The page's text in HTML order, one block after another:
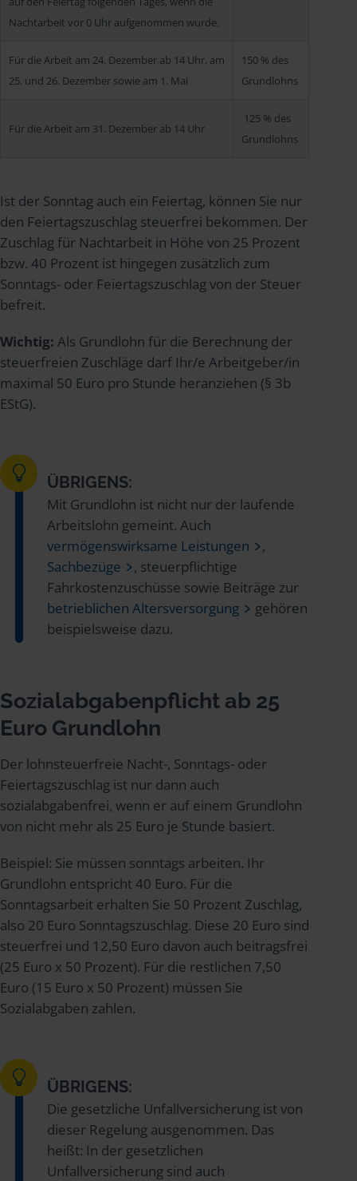
Nachtarbeit vor 0 Uhr aufgenommen wurde.
Für die Arbeit am 24. Dezember ab 14 Uhr, am
25. und 26. Dezember sowie am 1. Mai
150 % des
Grundlohns
Für die Arbeit am 31. Dezember ab 14 Uhr
125 % des
Grundlohns
Ist der Sonntag auch ein Feiertag, können Sie nur
den Feiertagszuschlag steuerfrei bekommen. Der
Zuschlag für Nachtarbeit in Höhe von 25 Prozent
bzw. 40 Prozent ist hingegen zusätzlich zum
Sonntags- oder Feiertagszuschlag von der Steuer
befreit.
Wichtig: Als Grundlohn für die Berechnung der
steuerfreien Zuschläge darf Ihr/e Arbeitgeber/in
maximal 50 Euro pro Stunde heranziehen (§ 3b
EStG).
ÜBRIGENS:
Mit Grundlohn ist nicht nur der laufende
Arbeitslohn gemeint. Auch
vermögenswirksame Leistungen
,
Sachbezüge
, steuerpflichtige
Fahrkostenzuschüsse sowie Beiträge zur
betrieblichen Altersversorgung
gehören
beispielsweise dazu.
Sozialabgabenpflicht ab 25
Euro Grundlohn
Der lohnsteuerfreie Nacht-, Sonntags- oder
Feiertagszuschlag ist nur dann auch
sozialabgabenfrei, wenn er auf einem Grundlohn
von nicht mehr als 25 Euro je Stunde basiert.
Beispiel: Sie müssen sonntags arbeiten. Ihr
Grundlohn entspricht 40 Euro. Für die
Sonntagsarbeit erhalten Sie 50 Prozent Zuschlag,
also 20 Euro Sonntagszuschlag. Diese 20 Euro sind
steuerfrei und 12,50 Euro davon auch beitragsfrei
(25 Euro x 50 Prozent). Für die restlichen 7,50
Euro (15 Euro x 50 Prozent) müssen Sie
Sozialabgaben zahlen.
ÜBRIGENS:
Die gesetzliche Unfallversicherung ist von
dieser Regelung ausgenommen. Das
heißt: In der gesetzlichen
Unfallversicherung sind auch